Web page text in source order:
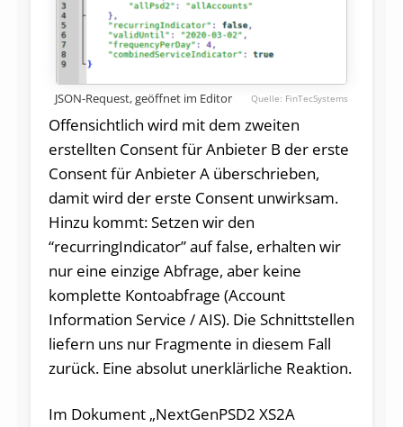
JSON-Request, geöffnet im Editor FinTecSystems
Offensichtlich wird mit dem zweiten
erstellten Consent für Anbieter B der erste
Consent für Anbieter A überschrieben,
damit wird der erste Consent unwirksam.
Hinzu kommt: Setzen wir den
“recurringIndicator” auf false, erhalten wir
nur eine einzige Abfrage, aber keine
komplette Kontoabfrage (Account
Information Service / AIS). Die Schnittstellen
liefern uns nur Fragmente in diesem Fall
zurück. Eine absolut unerklärliche Reaktion.
Im Dokument „NextGenPSD2 XS2A